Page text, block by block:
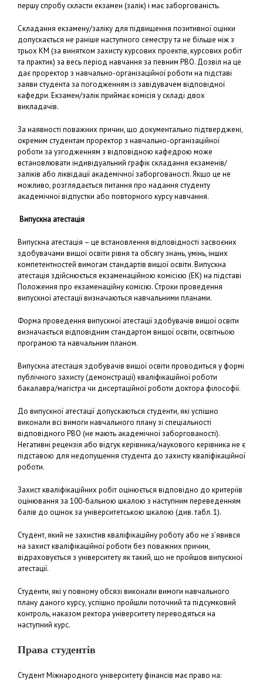
першу спробу скласти екзамен (залік) і має заборгованість.
Складання екзамену/заліку для підвищення позитивної оцінки
допускається не раніше наступного семестру та не більше ніж з
трьох КМ (за винятком захисту курсових проектів, курсових робіт
та практик) за весь період навчання за певним РВО. Дозвіл на це
дає проректор з навчально-організаційної роботи на підставі
заяви студента за погодженням із завідувачем відповідної
кафедри. Екзамен/залік приймає комісія у складі двох
викладачів.
За наявності поважних причин, що документально підтверджені,
окремим студентам проректор з навчально-організаційної
роботи за узгодженням з відповідною кафедрою може
встановлювати індивідуальний графік складання екзаменів/
заліків або ліквідації академічної заборгованості. Якщо це не
можливо, розглядається питання про надання студенту
академічної відпустки або повторного курсу навчання.
Випускна атестація
Випускна атестація – це встановлення відповідності засвоєних
здобувачами вищої освіти рівня та обсягу знань, умінь, інших
компетентностей вимогам стандартів вищої освіти. Випускна
атестація здійснюється екзаменаційною комісією (ЕК) на підставі
Положення про екзаменаційну комісію. Строки проведення
випускної атестації визначаються навчальними планами.
Форма проведення випускної атестації здобувачів вищої освіти
визначається відповідним стандартом вищої освіти, освітньою
програмою та навчальним планом.
Випускна атестація здобувачів вищої освіти проводиться у формі
публічного захисту (демонстрації) кваліфікаційної роботи
бакалавра/магістра чи дисертаційної роботи доктора філософії.
До випускної атестації допускаються студенти, які успішно
виконали всі вимоги навчального плану зі спеціальності
відповідного РВО (не мають академічної заборгованості).
Негативні рецензія або відгук керівника/наукового керівника не є
підставою для недопущення студента до захисту кваліфікаційної
роботи.
Захист кваліфікаційних робіт оцінюється відповідно до критеріїв
оцінювання за 100-бальною шкалою з наступним переведенням
балів до оцінок за університетською шкалою (див. табл. 1).
Студент, який не захистив кваліфікаційну роботу або не з’явився
на захист кваліфікаційної роботи без поважних причин,
відраховується з університету як такий, що не пройшов випускної
атестації.
Студенти, які у повному обсязі виконали вимоги навчального
плану даного курсу, успішно пройшли поточний та підсумковий
контроль, наказом ректора університету переводяться на
наступний курс.
Права студентів
Студент Міжнародного університету фінансів має право на: